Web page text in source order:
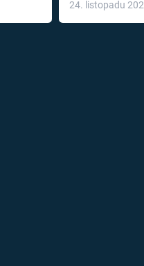
léky
24. listopadu